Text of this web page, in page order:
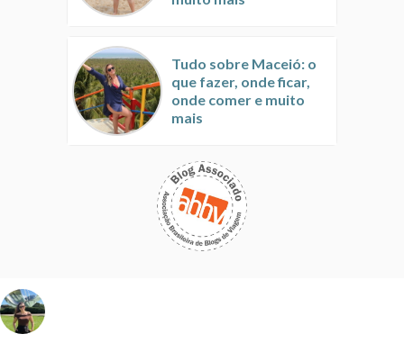
Tudo sobre Maceió: o
que fazer, onde ficar,
onde comer e muito
mais